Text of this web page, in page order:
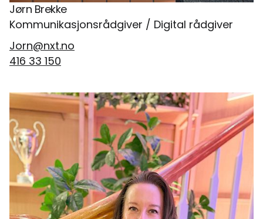
Jørn Brekke
Kommunikasjonsrådgiver / Digital rådgiver
Jorn@nxt.no
416 33 150